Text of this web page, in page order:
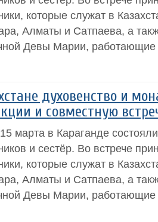
которые служат в
Алматы и Сатпаева, а
Девы Марии, работающие
духовенство и
и совместную
марта в Караганде
и сестёр. Во встрече
которые служат в
Алматы и Сатпаева, а
Девы Марии, работающие